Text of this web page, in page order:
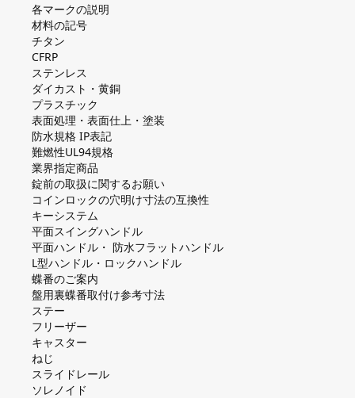
各マークの説明
材料の記号
チタン
CFRP
ステンレス
ダイカスト・⻩銅
プラスチック
表面処理・表面仕上・塗装
防⽔規格 IP表記
難燃性UL94規格
業界指定商品
錠前の取扱に関するお願い
コインロックの⽳明け⼨法の互換性
キーシステム
平⾯スイングハンドル
平⾯ハンドル・ 防⽔フラットハンドル
L型ハンドル・ロックハンドル
蝶番のご案内
盤⽤裏蝶番取付け参考⼨法
ステー
フリーザー
キャスター
ねじ
スライドレール
ソレノイド